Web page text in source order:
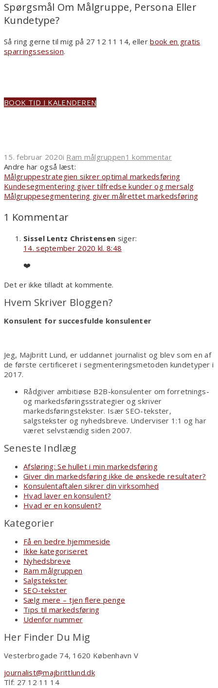
Spørgsmål Om Målgruppe, Persona Eller
Kundetype?
Så ring gerne til mig på 27 12 11 14, ellerbook en gratis
sparringssession.
BOOK TID I KALENDEREN
15. februar 2020i Ram målgruppen1 kommentar
Andre har også læst:
Målgruppestrategien sikrer optimal markedsføring
Kundesegmentering giver tilfredse kunder og mersalg
Målgruppesegmentering giver målrettet markedsføring
1 Kommentar
Sissel Lentz Christensen siger:
14. september 2020 kl. 8:48
❤️
Det er ikke tilladt at kommente.
Hvem Skriver Bloggen?
Konsulent for succesfulde konsulenter
Jeg, Majbritt Lund, er uddannet journalist og blev som en af
de første certificeret i segmenteringsmetoden kundetyper i
2017.
Rådgiver ambitiøse B2B-konsulenter om forretnings-
og markedsføringsstrategier og skriver
markedsføringstekster. Især SEO-tekster,
salgstekster og nyhedsbreve. Underviser 1:1 og har
været selvstændig siden 2007.
Seneste Indlæg
Afsløring: Se hullet i min markedsføring
Giver din markedsføring ikke de ønskede resultater?
Konsulentaftalen sikrer din virksomhed
Hvad laver en konsulent?
Hvad er en konsulent?
Kategorier
Få en bedre hjemmeside
Ikke kategoriseret
Nyhedsbreve
Ram målgruppen
Salgstekster
SEO-tekster
Sælg mere – tjen flere penge
Tips til markedsføring
Udenfor nummer
Her Finder Du Mig
Vesterbrogade 74, 1620 København V
journalist@majbrittlund.dk
Tlf: 27 12 11 14